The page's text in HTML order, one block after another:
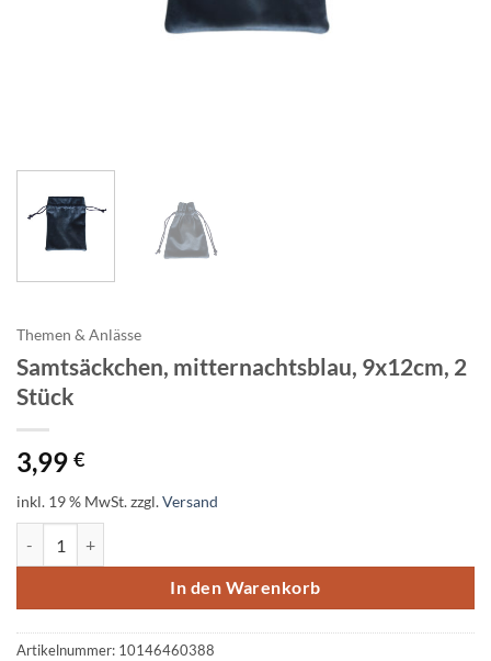
Themen & Anlässe
Samtsäckchen, mitternachtsblau, 9x12cm, 2
Stück
3,99 €
inkl. 19 % MwSt.zzgl.Versand
In den Warenkorb
Artikelnummer: 10146460388